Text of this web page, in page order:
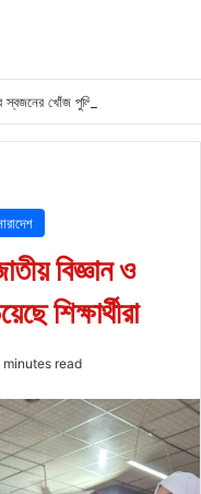
স্বজনের খোঁজ পুলিশের
বিজ্ঞান ও
শিক্ষার্থীরা
minutes read